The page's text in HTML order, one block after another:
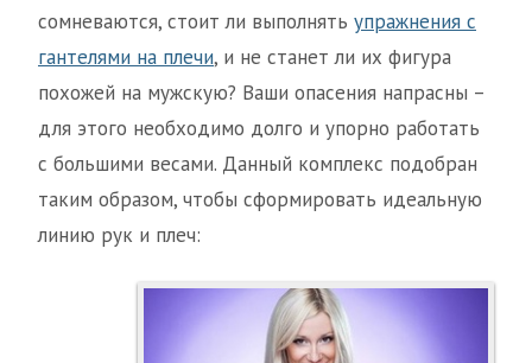
сомневаются, стоит ли выполнять упражнения с
гантелями на плечи, и не станет ли их фигура
похожей на мужскую? Ваши опасения напрасны –
для этого необходимо долго и упорно работать
с большими весами. Данный комплекс подобран
таким образом, чтобы сформировать идеальную
линию рук и плеч: